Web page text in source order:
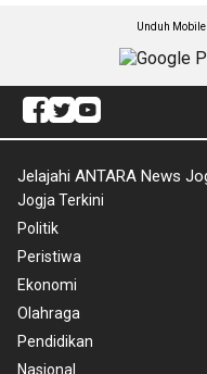
Unduh
Jelajahi ANTARA News
Jogja Terkini
Politik
Peristiwa
Ekonomi
Olahraga
Pendidikan
Nasional